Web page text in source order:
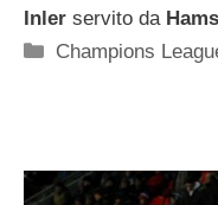
Inler servito da
Categorie
Champions